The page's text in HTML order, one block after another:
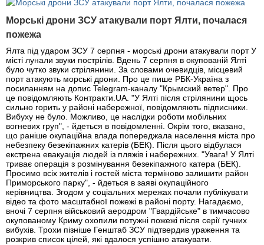
Морські дрони ЗСУ атакували порт Ялти, почалася
пожежа
Ялта під ударом ЗСУ 7 серпня - морські дрони атакували порт У
місті лунали звуки пострілів. Вдень 7 серпня в окупованій Ялті
було чутко звуки стрілянини. За словами очевидців, місцевий
порт атакують морські дрони. Про це пише РБК-Україна з
посиланням на допис Telegram-каналу "Крымский ветер". Про
це повідомляють Контракти.UA. "У Ялті після стрілянини щось
сильно горить у районі набережної, повідомляють підписники.
Вибуху не було. Можливо, це наслідки роботи мобільних
вогневих груп", - йдеться в повідомленні. Окрім того, вказано,
що раніше окупаційна влада попереджала населення міста про
небезпеку безекіпажних катерів (БЕК). Після цього відбулася
екстрена евакуація людей із пляжів і набережних. "Увага! У Ялті
триває операція з розмінування безекіпажного катера (БЕК).
Просимо всіх жителів і гостей міста терміново залишити район
Приморського парку", - йдеться в заяві окупаційного
керівництва. Згодом у соціальних мережах почали публікувати
відео та фото масштабної пожежі в районі порту. Нагадаємо,
вночі 7 серпня військовий аеродром "Гвардійське" в тимчасово
окупованому Криму охопили потужні пожежі після серії гучних
вибухів. Трохи пізніше Генштаб ЗСУ підтвердив ураження та
розкрив список цілей, які вдалося успішно атакувати.